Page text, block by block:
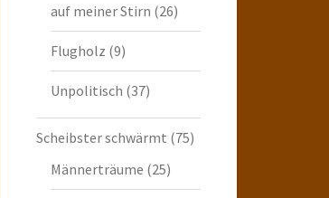
auf meiner Stirn (26)
Flugholz (9)
Unpolitisch (37)
Scheibster schwärmt (75)
Männerträume (25)